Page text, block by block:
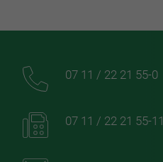
07 11 / 22 21 55-0
07 11 / 22 21 55-11